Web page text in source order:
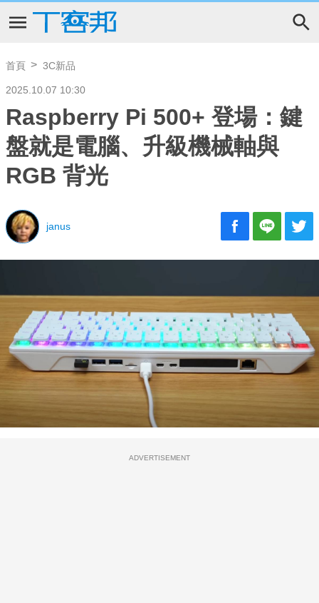
首頁 3C新品
2025.10.07 10:30
Raspberry Pi 500+ 登場：鍵
盤就是電腦、升級機械軸與
RGB 背光
janus
ADVERTISEMENT